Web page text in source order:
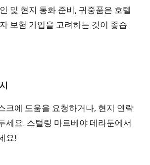
및 현지 통화 준비, 귀중품은 호텔
보험 가입을 고려하는 것이 좋습
크에 도움을 요청하거나, 현지 연락
세요. 스털링 마르베야 데라둔에서
요!